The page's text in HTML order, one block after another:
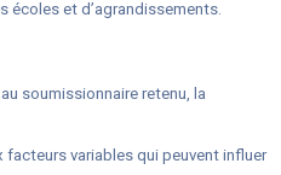
écoles et d’agrandissements.
soumissionnaire retenu, la
variables qui peuvent influer